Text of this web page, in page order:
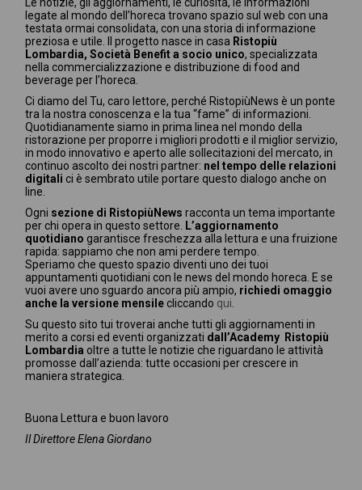
legate al mondo dell’horeca trovano spazio sul web con una
testata ormai consolidata, con una storia di informazione
preziosa e utile. Il progetto nasce in casa Ristopiù
Lombardia, Società Benefit a socio unico, specializzata
nella commercializzazione e distribuzione di food and
beverage per l’horeca.
Ci diamo del Tu, caro lettore, perché RistopiùNews è un ponte
tra la nostra conoscenza e la tua “fame” di informazioni.
Quotidianamente siamo in prima linea nel mondo della
ristorazione per proporre i migliori prodotti e il miglior servizio,
in modo innovativo e aperto alle sollecitazioni del mercato, in
continuo ascolto dei nostri partner: nel tempo delle relazioni
digitali ci è sembrato utile portare questo dialogo anche on
line.
Ogni sezione di RistopiùNews racconta un tema importante
per chi opera in questo settore. L’aggiornamento
quotidiano garantisce freschezza alla lettura e una fruizione
rapida: sappiamo che non ami perdere tempo.
Speriamo che questo spazio diventi uno dei tuoi
appuntamenti quotidiani con le news del mondo horeca. E se
vuoi avere uno sguardo ancora più ampio, richiedi omaggio
anche la versione mensilecliccando qui
Su questo sito tui troverai anche tutti gli aggiornamenti in
merito a corsi ed eventi organizzati dall’Academy Ristopiù
Lombardia oltre a tutte le notizie che riguardano le attività
promosse dall’azienda: tutte occasioni per crescere in
maniera strategica.
Buona Lettura e buon lavoro
Il Direttore Elena Giordano